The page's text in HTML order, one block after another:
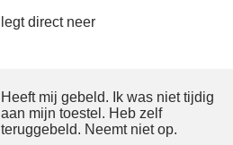
legt direct neer
Heeft mij gebeld. Ik was niet tijdig
aan mijn toestel. Heb zelf
teruggebeld. Neemt niet op.